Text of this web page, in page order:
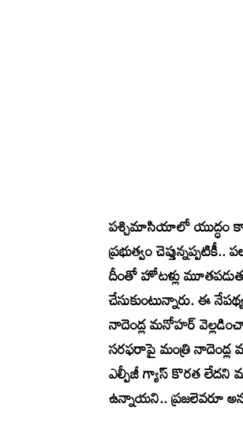
పశ్చిమాసియాలో యుద్ధం
ప్రభుత్వం
దీంతో హోటళ్లు
చేసుకుంటున్నారు. ఈ
నాదెండ్ల మనోహర్
సరఫరాపై మంత్రి
ఎల్పీజీ గ్యాస్ కొరత లేదని
ఉన్నాయని.. ప్రజలెవరూ